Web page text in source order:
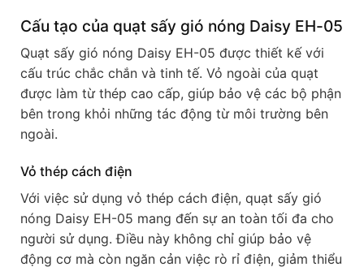
Cấu tạo của quạt sấy gió nóng Daisy EH-05
Quạt sấy gió nóng Daisy EH-05 được thiết kế với
cấu trúc chắc chắn và tinh tế. Vỏ ngoài của quạt
được làm từ thép cao cấp, giúp bảo vệ các bộ phận
bên trong khỏi những tác động từ môi trường bên
ngoài.
Vỏ thép cách điện
Với việc sử dụng vỏ thép cách điện, quạt sấy gió
nóng Daisy EH-05 mang đến sự an toàn tối đa cho
người sử dụng. Điều này không chỉ giúp bảo vệ
động cơ mà còn ngăn cản việc rò rỉ điện, giảm thiểu